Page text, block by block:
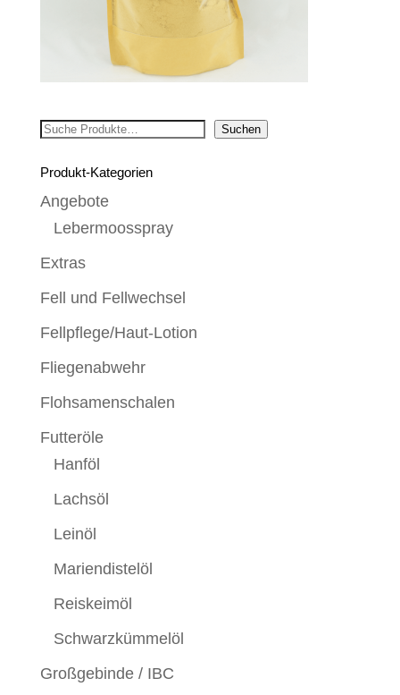
Suchen Suchen
Produkt-Kategorien
Angebote
Lebermoosspray
Extras
Fell und Fellwechsel
Fellpflege/Haut-Lotion
Fliegenabwehr
Flohsamenschalen
Futteröle
Hanföl
Lachsöl
Leinöl
Mariendistelöl
Reiskeimöl
Schwarzkümmelöl
Großgebinde / IBC